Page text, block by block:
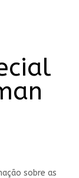
sobre as